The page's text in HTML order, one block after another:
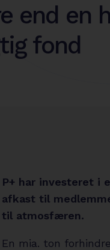
end en
fond
P+ har investeret i
afkast til
til atmosfæren.
En mia. ton